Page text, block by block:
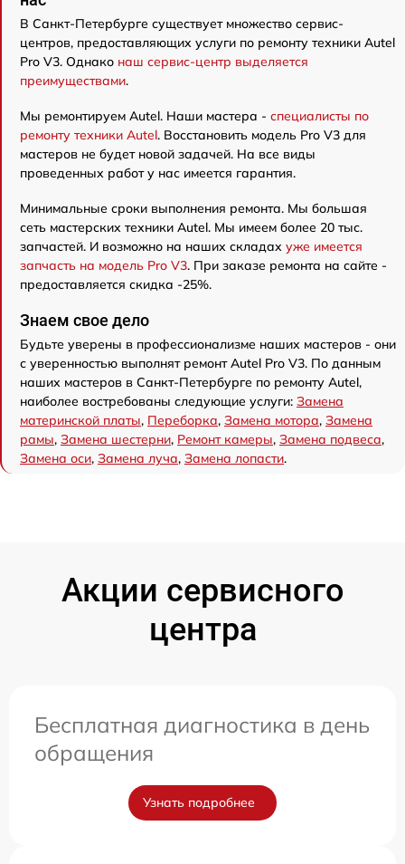
В Санкт-Петербурге существует множество сервис-
центров, предоставляющих услуги по ремонту техники Autel
Pro V3. Однако наш сервис-центр выделяется
преимуществами.
Мы ремонтируем Autel. Наши мастера - специалисты по
ремонту техники Autel. Восстановить модель Pro V3 для
мастеров не будет новой задачей. На все виды
проведенных работ у нас имеется гарантия.
Минимальные сроки выполнения ремонта. Мы большая
сеть мастерских техники Autel. Мы имеем более 20 тыс.
запчастей. И возможно на наших складах уже имеется
запчасть на модель Pro V3. При заказе ремонта на сайте -
предоставляется скидка -25%.
Знаем свое дело
Будьте уверены в профессионализме наших мастеров - они
с уверенностью выполнят ремонт Autel Pro V3. По данным
наших мастеров в Санкт-Петербурге по ремонту Autel,
наиболее востребованы следующие услуги: Замена
материнской платы, Переборка, Замена мотора, Замена
рамы, Замена шестерни, Ремонт камеры, Замена подвеса,
Замена оси, Замена луча, Замена лопасти.
Акции сервисного
центра
Бесплатная диагностика в день
обращения
Узнать подробнее